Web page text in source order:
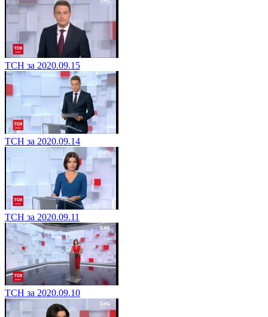
ТСН за 2020.09.15
ТСН за 2020.09.14
ТСН за 2020.09.11
ТСН за 2020.09.10